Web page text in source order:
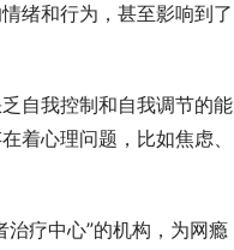
绪和行为，甚至影响到了
自我控制和自我调节的能
着心理问题，比如焦虑、
疗中心”的机构，为网瘾